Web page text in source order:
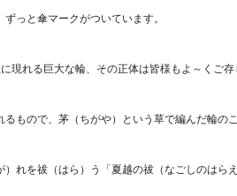
っと傘マークがついています。